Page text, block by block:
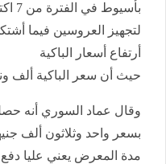
لتجهيز العروسين فيما
أرتفاع أسعار الباكية
حيث أن سعر الباكية ألف
بسعر واحد وثلاثون ألف
مدة المعرض يعني عليا